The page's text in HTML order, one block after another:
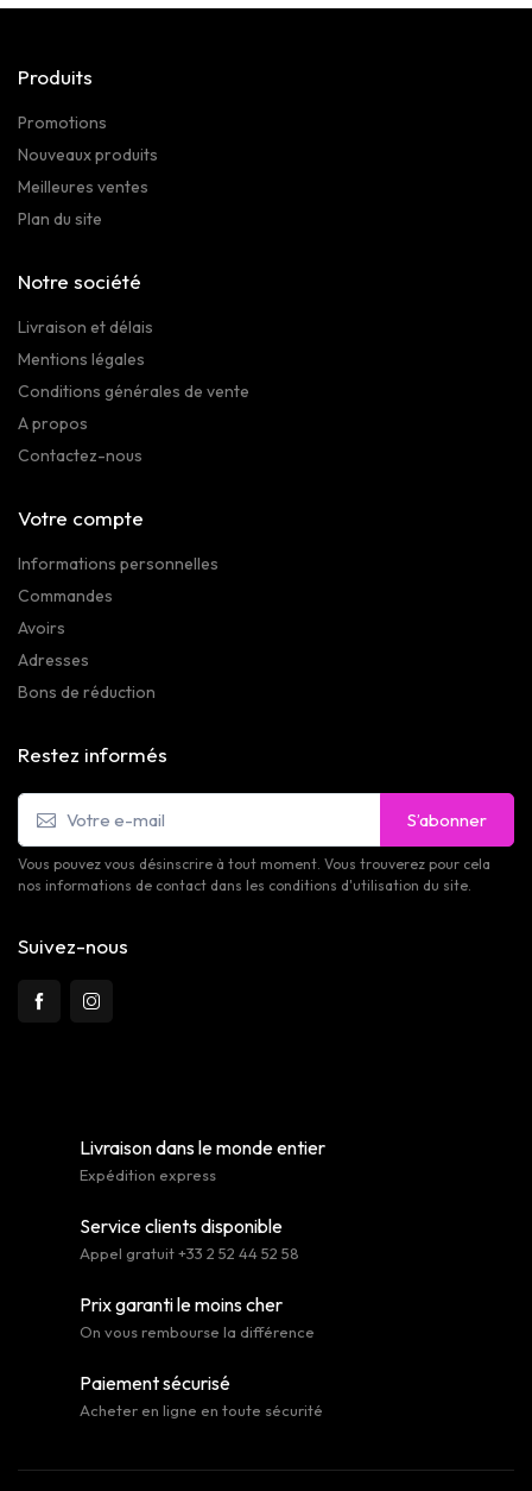
Produits
Promotions
Nouveaux produits
Meilleures ventes
Plan du site
Notre société
Livraison et délais
Mentions légales
Conditions générales de vente
A propos
Contactez-nous
Votre compte
Informations personnelles
Commandes
Avoirs
Adresses
Bons de réduction
Restez informés
S’abonner
Vous pouvez vous désinscrire à tout moment. Vous trouverez pour cela
nos informations de contact dans les conditions d'utilisation du site.
Suivez-nous
Livraison dans le monde entier
Expédition express
Service clients disponible
Appel gratuit +33 2 52 44 52 58
Prix garanti le moins cher
On vous rembourse la différence
Paiement sécurisé
Acheter en ligne en toute sécurité